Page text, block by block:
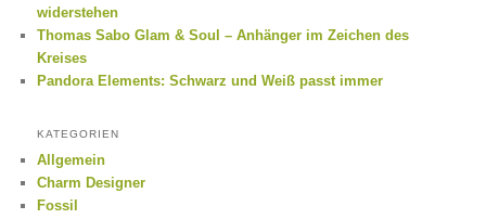
widerstehen
Thomas Sabo Glam & Soul – Anhänger im Zeichen des
Kreises
Pandora Elements: Schwarz und Weiß passt immer
KATEGORIEN
Allgemein
Charm Designer
Fossil